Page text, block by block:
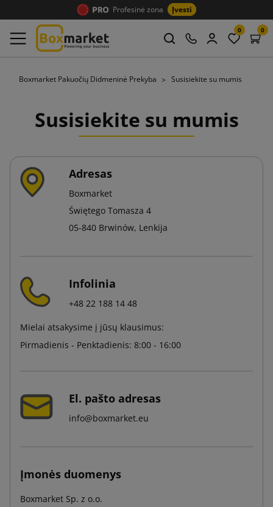
Profesinė zona Įvesti
0 0
Boxmarket Pakuočių Didmeninė Prekyba Susisiekite su mumis
Susisiekite su mumis
Adresas
Boxmarket
Świętego Tomasza 4
05-840 Brwinów, Lenkija
Infolinia
+48 22 188 14 48
Mielai atsakysime į jūsų klausimus:
Pirmadienis - Penktadienis: 8:00 - 16:00
El. pašto adresas
info@boxmarket.eu
Įmonės duomenys
Boxmarket Sp. z o.o.